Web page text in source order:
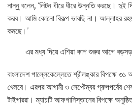
নান্নু বলেন, ‘লিটন ধীরে ধীরে উন্নতি করছে। দুই
করব। আমি কোনো বিকল্প ভাবছি না। আল্লাহর
কমছে।’
এর মধ্য দিয়ে এশিয়া কাপ শুরুর আগে বড়সড়
বাংলাদেশ পাল্লেকেল্লেতে শ্রীলঙ্কার বিপক্ষে
খেলবে। এরপর আগামী ৩ সেপ্টেম্বর গ্রুপপর্বের
টাইগাররা। ম্যাচটি আফগানিস্তানের বিপক্ষে